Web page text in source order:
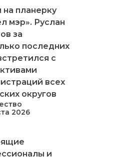
на планерку
мэр». Руслан
за
последних
с
всех
округов
2026
и